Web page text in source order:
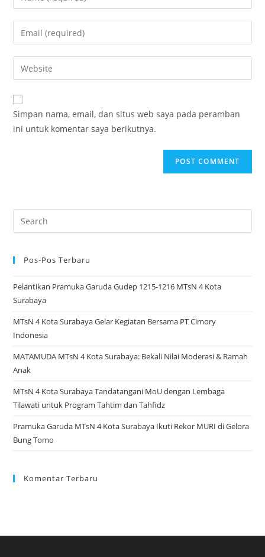
your
name
comment
Enter
your
email
address
comment
Enter
your
website
URL
(optional)
Simpan nama, email, dan situs web saya pada peramban
ini untuk komentar saya berikutnya.
Search
for:
Pos-Pos Terbaru
Pelantikan Pramuka Garuda Gudep 1215-1216 MTsN 4 Kota
Surabaya
MTsN 4 Kota Surabaya Gelar Kegiatan Bersama PT Cimory
Indonesia
MATAMUDA MTsN 4 Kota Surabaya: Bekali Nilai Moderasi & Ramah
Anak
MTsN 4 Kota Surabaya Tandatangani MoU dengan Lembaga
Tilawati untuk Program Tahtim dan Tahfidz
Pramuka Garuda MTsN 4 Kota Surabaya Ikuti Rekor MURI di Gelora
Bung Tomo
Komentar Terbaru